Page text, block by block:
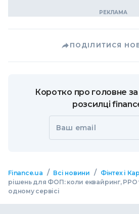
ПОДІЛИТИСЯ
Коротко про головне
розсилці
Ваш email
Finance.ua / Всі новини / Фінтех і
рішень для ФОП: коли еквайринг, РРО
одному сервісі